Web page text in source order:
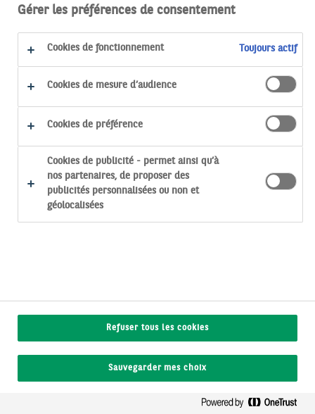
gagner.
Gérer les préférences de consentement
Cookies de fonctionnement Toujours actif
Cookies de mesure d’audience
Cookies de préférence
Cookies de publicité - permet ainsi qu’à
nos partenaires, de proposer des
publicités personnalisées ou non et
géolocalisées
Refuser tous les cookies
Sauvegarder mes choix